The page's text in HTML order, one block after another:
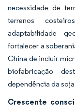
necessidade de
terrenos
adaptabilidade
fortalecer a
China de incluir
biofabricação
dependência da
Crescente